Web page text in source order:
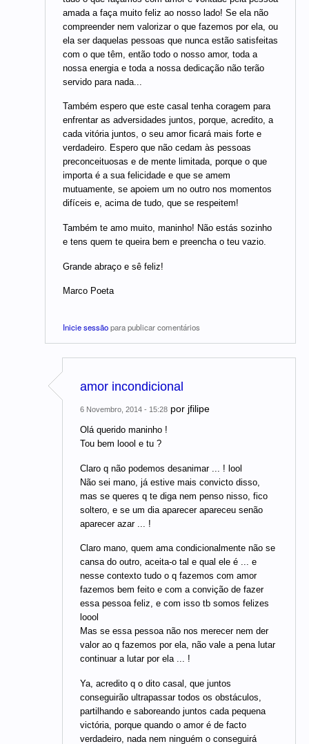
amada a faça muito feliz ao nosso lado! Se ela não
compreender nem valorizar o que fazemos por ela, ou
ela ser daquelas pessoas que nunca estão satisfeitas
com o que têm, então todo o nosso amor, toda a
nossa energia e toda a nossa dedicação não terão
servido para nada...
Também espero que este casal tenha coragem para
enfrentar as adversidades juntos, porque, acredito, a
cada vitória juntos, o seu amor ficará mais forte e
verdadeiro. Espero que não cedam às pessoas
preconceituosas e de mente limitada, porque o que
importa é a sua felicidade e que se amem
mutuamente, se apoiem um no outro nos momentos
difíceis e, acima de tudo, que se respeitem!
Também te amo muito, maninho! Não estás sozinho
e tens quem te queira bem e preencha o teu vazio.
Grande abraço e sê feliz!
Marco Poeta
Inicie sessãopara publicar comentários
amor incondicional
6 Novembro, 2014 - 15:28 por jfilipe
Olá querido maninho !
Tou bem loool e tu ?
Claro q não podemos desanimar ... ! lool
Não sei mano, já estive mais convicto disso,
mas se queres q te diga nem penso nisso, fico
soltero, e se um dia aparecer apareceu senão
aparecer azar ... !
Claro mano, quem ama condicionalmente não se
cansa do outro, aceita-o tal e qual ele é ... e
nesse contexto tudo o q fazemos com amor
fazemos bem feito e com a convição de fazer
essa pessoa feliz, e com isso tb somos felizes
loool
Mas se essa pessoa não nos merecer nem der
valor ao q fazemos por ela, não vale a pena lutar
continuar a lutar por ela ... !
Ya, acredito q o dito casal, que juntos
conseguirão ultrapassar todos os obstáculos,
partilhando e saboreando juntos cada pequena
victória, porque quando o amor é de facto
verdadeiro, nada nem ninguém o conseguirá